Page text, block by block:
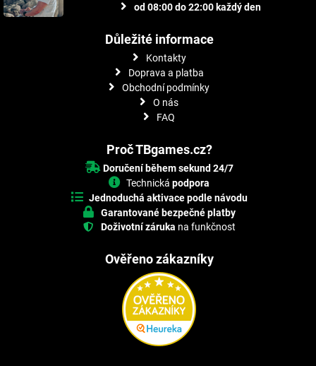
od 08:00 do 22:00 každý den
Důležité informace
Kontakty
Doprava a platba
Obchodní podmínky
O nás
FAQ
Proč TBgames.cz?
Doručení během sekund 24/7
Technickápodpora
Jednoduchá aktivace podle návodu
Garantované bezpečné platby
Doživotní záruka na funkčnost
Ověřeno zákazníky